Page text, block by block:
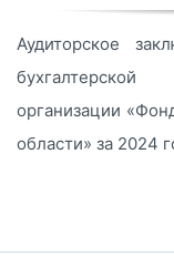
Аудиторское
организации
области» за 2024